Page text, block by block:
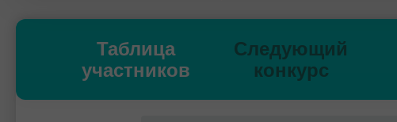
Таблица
участников
Следующий
конкурс